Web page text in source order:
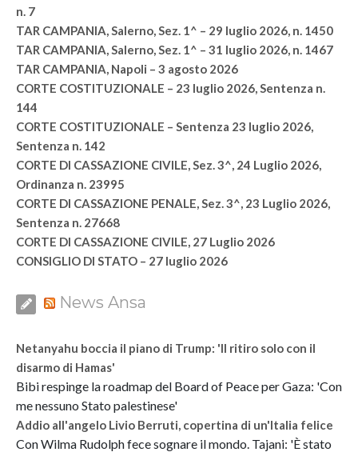
n. 7
TAR CAMPANIA, Salerno, Sez. 1^ – 29 luglio 2026, n. 1450
TAR CAMPANIA, Salerno, Sez. 1^ – 31 luglio 2026, n. 1467
TAR CAMPANIA, Napoli – 3 agosto 2026
CORTE COSTITUZIONALE – 23 luglio 2026, Sentenza n.
144
CORTE COSTITUZIONALE – Sentenza 23 luglio 2026,
Sentenza n. 142
CORTE DI CASSAZIONE CIVILE, Sez. 3^, 24 Luglio 2026,
Ordinanza n. 23995
CORTE DI CASSAZIONE PENALE, Sez. 3^, 23 Luglio 2026,
Sentenza n. 27668
CORTE DI CASSAZIONE CIVILE, 27 Luglio 2026
CONSIGLIO DI STATO – 27 luglio 2026
News Ansa
Netanyahu boccia il piano di Trump: 'Il ritiro solo con il
disarmo di Hamas'
Bibi respinge la roadmap del Board of Peace per Gaza: 'Con
me nessuno Stato palestinese'
Addio all'angelo Livio Berruti, copertina di un'Italia felice
Con Wilma Rudolph fece sognare il mondo. Tajani: 'È stato